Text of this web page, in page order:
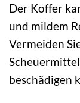
Der Koffer
und mildem
Vermeiden
beschädigen